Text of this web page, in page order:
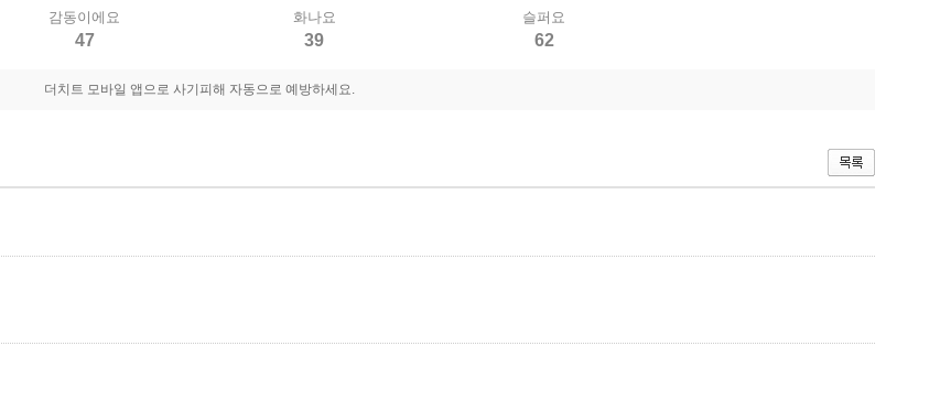
감동이에요
47
화나요
39
슬퍼요
62
더치트 모바일 앱으로 사기피해 자동으로 예방하세요.